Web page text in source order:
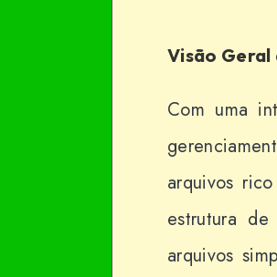
Visão
Com uma
arquivos
estrutura
arquivos